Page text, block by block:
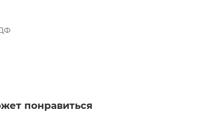
понравиться